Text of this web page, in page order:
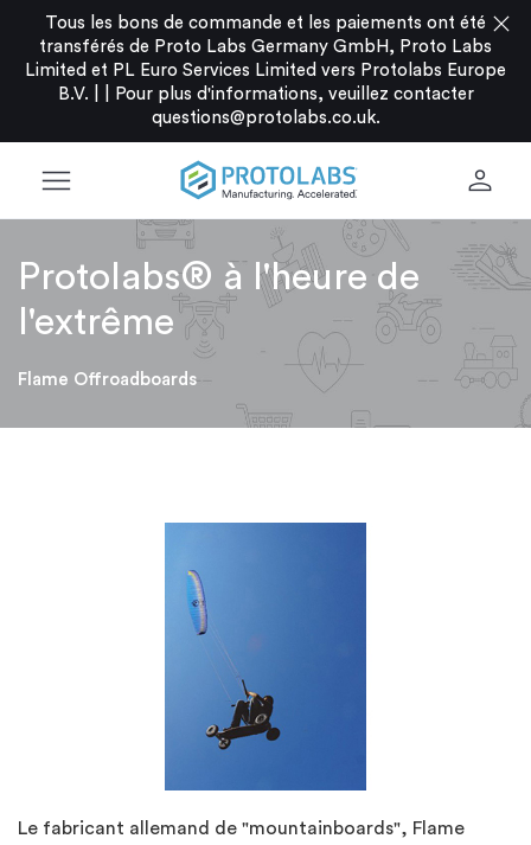
Tous les bons de commande et les paiements ont été
transférés de Proto Labs Germany GmbH, Proto Labs
Limited et PL Euro Services Limited vers Protolabs Europe
B.V. |
Pour plus d'informations, veuillez contacter
questions@protolabs.co.uk.
close
menu person
Protolabs® à l'heure de
l'extrême
Flame Offroadboards
Le fabricant allemand de "mountainboards", Flame